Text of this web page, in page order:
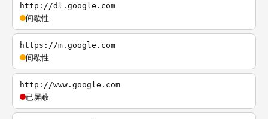
http://dl.google.com
间歇性
https://m.google.com
间歇性
http://www.google.com
已屏蔽